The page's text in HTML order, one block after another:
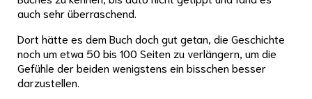
auch sehr überraschend.
Dort hätte es dem Buch doch gut getan, die Geschichte
noch um etwa 50 bis 100 Seiten zu verlängern, um die
Gefühle der beiden wenigstens ein bisschen besser
darzustellen.